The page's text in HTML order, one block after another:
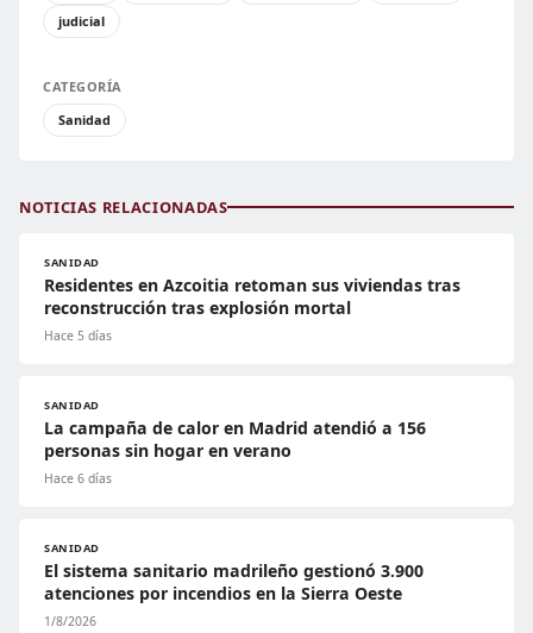
judicial
CATEGORÍA
Sanidad
NOTICIAS RELACIONADAS
SANIDAD
Residentes en Azcoitia retoman sus viviendas tras
reconstrucción tras explosión mortal
Hace 5 días
SANIDAD
La campaña de calor en Madrid atendió a 156
personas sin hogar en verano
Hace 6 días
SANIDAD
El sistema sanitario madrileño gestionó 3.900
atenciones por incendios en la Sierra Oeste
1/8/2026